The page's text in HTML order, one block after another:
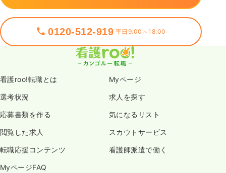
0120-512-919 平日9:00～18:00
看護roo!転職とは Myページ
選考状況 求人を探す
応募書類を作る 気になるリスト
閲覧した求人 スカウトサービス
転職応援コンテンツ 看護師派遣で働く
MyページFAQ